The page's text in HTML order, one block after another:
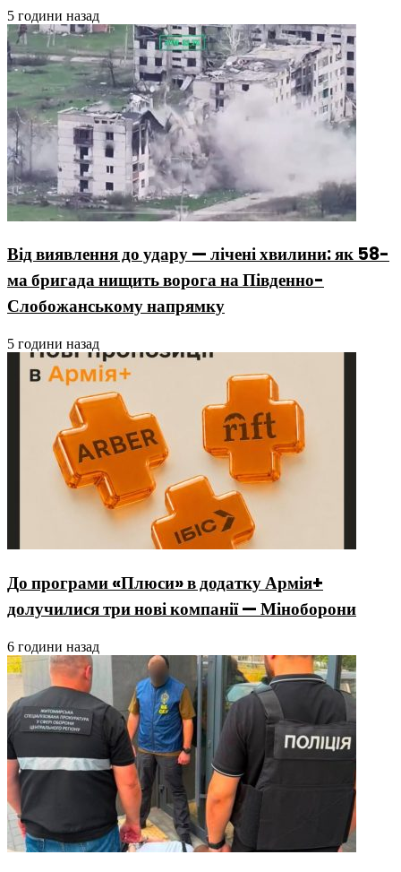
5 години назад
Від виявлення до удару — лічені хвилини: як 58-
ма бригада нищить ворога на Південно-
Слобожанському напрямку
5 години назад
До програми «Плюси» в додатку Армія+
долучилися три нові компанії — Міноборони
6 години назад